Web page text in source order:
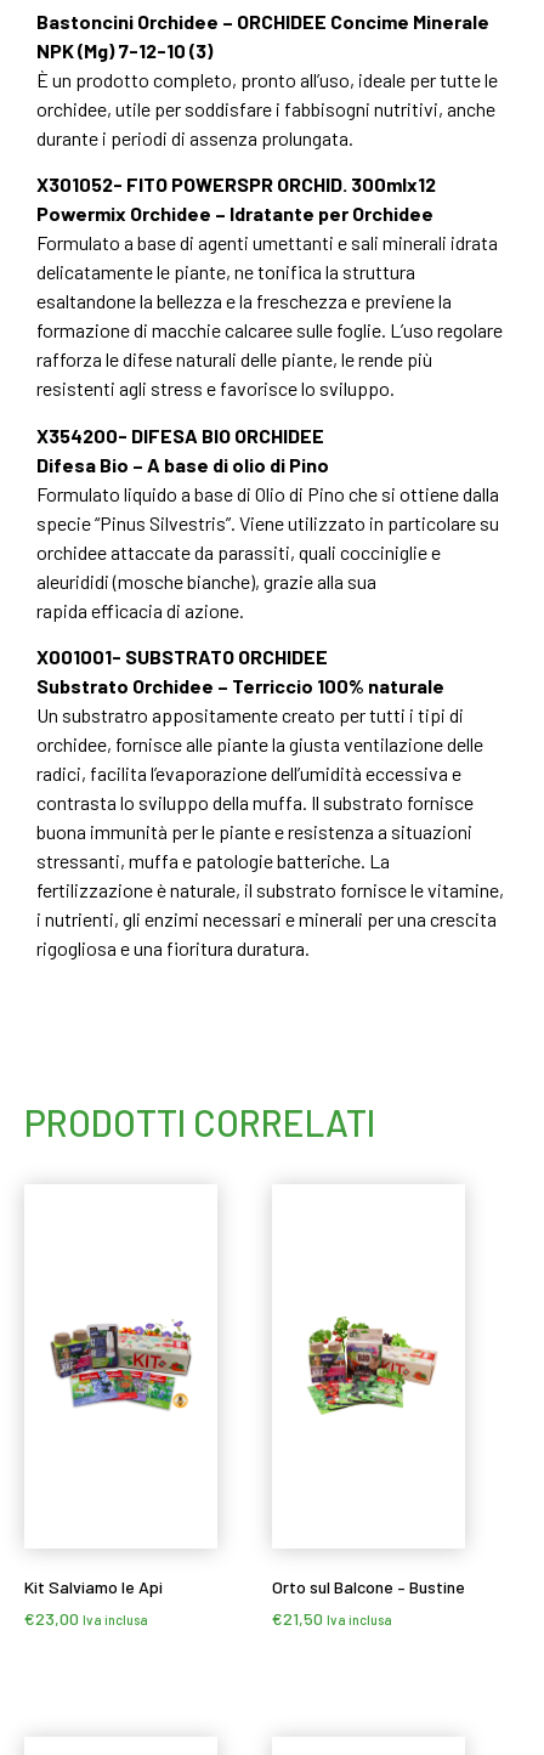
Bastoncini Orchidee – ORCHIDEE Concime Minerale
NPK (Mg) 7-12-10 (3)
È un prodotto completo, pronto all’uso, ideale per tutte le
orchidee, utile per soddisfare i fabbisogni nutritivi, anche
durante i periodi di assenza prolungata.
X301052- FITO POWERSPR ORCHID. 300mlx12
Powermix Orchidee – Idratante per Orchidee
Formulato a base di agenti umettanti e sali minerali idrata
delicatamente le piante, ne tonifica la struttura
esaltandone la bellezza e la freschezza e previene la
formazione di macchie calcaree sulle foglie. L’uso regolare
rafforza le difese naturali delle piante, le rende più
resistenti agli stress e favorisce lo sviluppo.
X354200- DIFESA BIO ORCHIDEE
Difesa Bio – A base di olio di Pino
Formulato liquido a base di Olio di Pino che si ottiene dalla
specie “Pinus Silvestris”. Viene utilizzato in particolare su
orchidee attaccate da parassiti, quali cocciniglie e
aleurididi (mosche bianche), grazie alla sua
rapida efficacia di azione.
X001001- SUBSTRATO ORCHIDEE
Substrato Orchidee – Terriccio 100% naturale
Un substratro appositamente creato per tutti i tipi di
orchidee, fornisce alle piante la giusta ventilazione delle
radici, facilita l’evaporazione dell’umidità eccessiva e
contrasta lo sviluppo della muffa. Il substrato fornisce
buona immunità per le piante e resistenza a situazioni
stressanti, muffa e patologie batteriche. La
fertilizzazione è naturale, il substrato fornisce le vitamine,
i nutrienti, gli enzimi necessari e minerali per una crescita
rigogliosa e una fioritura duratura.
PRODOTTI CORRELATI
Kit Salviamo le Api
€23,00 Iva inclusa
Orto sul Balcone – Bustine
€21,50 Iva inclusa